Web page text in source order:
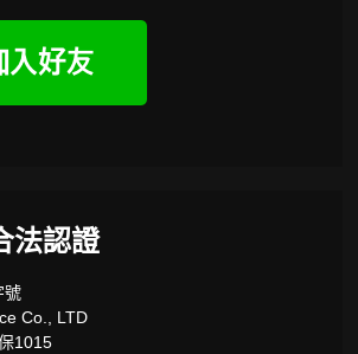
法認證
號
Co., LTD
1015